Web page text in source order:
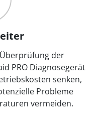
der
PRO Diagnosegerät
senken,
Probleme
vermeiden.